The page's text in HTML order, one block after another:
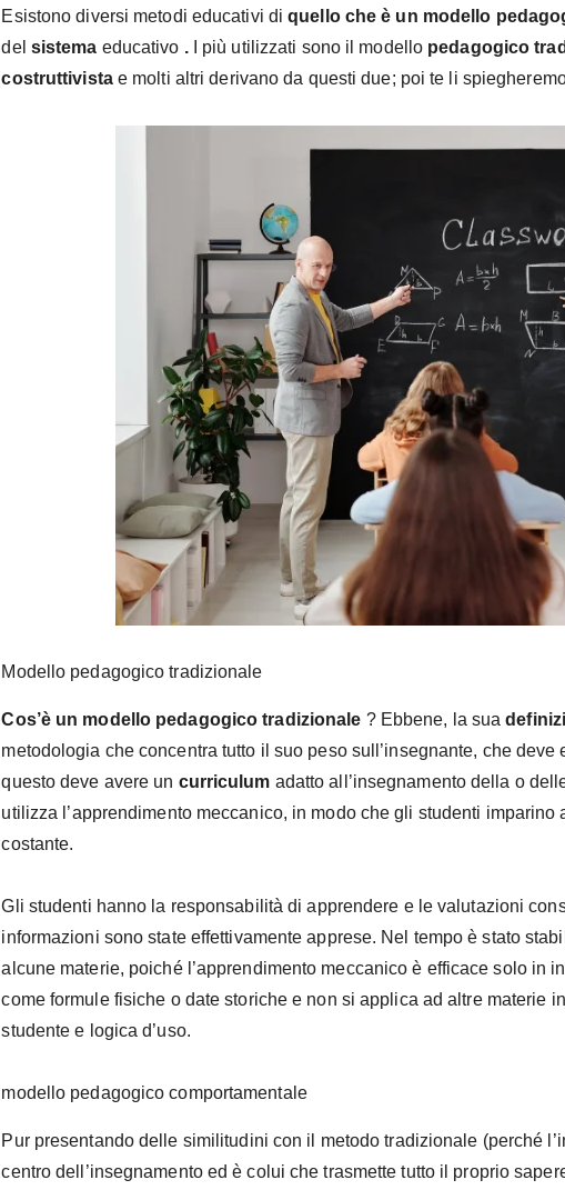
Esistono diversi metodi educativi diquello che è un modello
del sistema educativo .I più utilizzati sono il modello pedagogico
costruttivistae molti altri derivano da questi due; poi te li
Modello pedagogico tradizionale
Cos’è un modello pedagogico tradizionale ? Ebbene, la sua
metodologia che concentra tutto il suo peso sull’insegnante, che
questo deve avere un curriculum adatto all’insegnamento della o
utilizza l’apprendimento meccanico, in modo che gli studenti
costante.
Gli studenti hanno la responsabilità di apprendere e le valutazioni
informazioni sono state effettivamente apprese. Nel tempo è stato
alcune materie, poiché l’apprendimento meccanico è efficace solo in
come formule fisiche o date storiche e non si applica ad altre materie
studente e logica d’uso.
modello pedagogico comportamentale
Pur presentando delle similitudini con il metodo tradizionale (perché
centro dell’insegnamento ed è colui che trasmette tutto il proprio